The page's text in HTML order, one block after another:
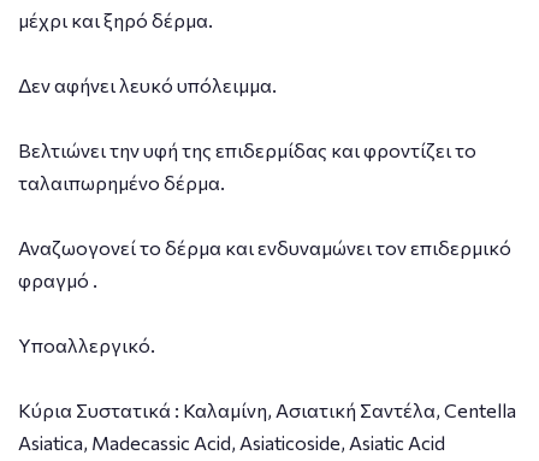
μέχρι και ξηρό δέρμα.
Δεν αφήνει λευκό υπόλειμμα.
Βελτιώνει την υφή της επιδερμίδας και φροντίζει το
ταλαιπωρημένο δέρμα.
Αναζωογονεί το δέρμα και ενδυναμώνει τον επιδερμικό
φραγμό .
Υποαλλεργικό.
Κύρια Συστατικά : Καλαμίνη, Ασιατική Σαντέλα, Centella
Asiatica, Madecassic Acid, Asiaticoside, Asiatic Acid